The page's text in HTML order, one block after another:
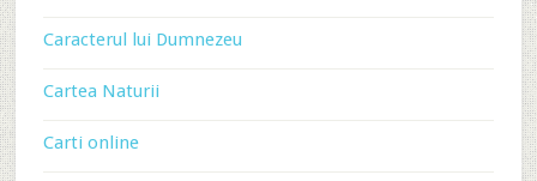
Caracterul lui Dumnezeu
Cartea Naturii
Carti online